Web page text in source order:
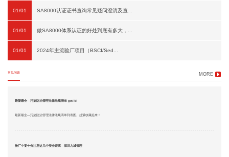
01/01 SA8000认证证书查询常见疑问澄清及查...
01/01 做SA8000体系认证的好处到底有多大，...
01/01 2024年主流验厂项目（BSCI/Sed...
常见问题 MORE
最新最全—污染防治管理法律法规清单 get it!
最新最全—污染防治管理法律法规清单列表图。赶紧收藏起来！
验厂中要十分注意这几个安全距离—深圳九域管理